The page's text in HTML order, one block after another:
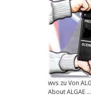
wvs zu Von
About ALGAE